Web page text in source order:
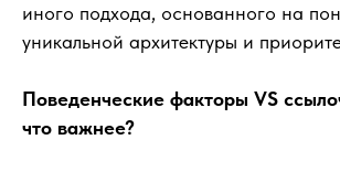
иного подхода, основанного на
уникальной архитектуры и
Поведенческие факторы VS
что важнее?